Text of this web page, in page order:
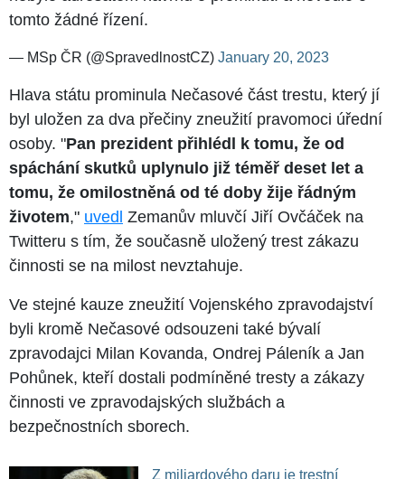
tomto žádné řízení.
— MSp ČR (@SpravedlnostCZ) January 20, 2023
Hlava státu prominula Nečasové část trestu, který jí
byl uložen za dva přečiny zneužití pravomoci úřední
osoby. "Pan prezident přihlédl k tomu, že od
spáchání skutků uplynulo již téměř deset let a
tomu, že omilostněná od té doby žije řádným
životem," uvedl Zemanův mluvčí Jiří Ovčáček na
Twitteru s tím, že současně uložený trest zákazu
činnosti se na milost nevztahuje.
Ve stejné kauze zneužití Vojenského zpravodajství
byli kromě Nečasové odsouzeni také bývalí
zpravodajci Milan Kovanda, Ondrej Páleník a Jan
Pohůnek, kteří dostali podmíněné tresty a zákazy
činnosti ve zpravodajských službách a
bezpečnostních sborech.
Z miliardového daru je trestní